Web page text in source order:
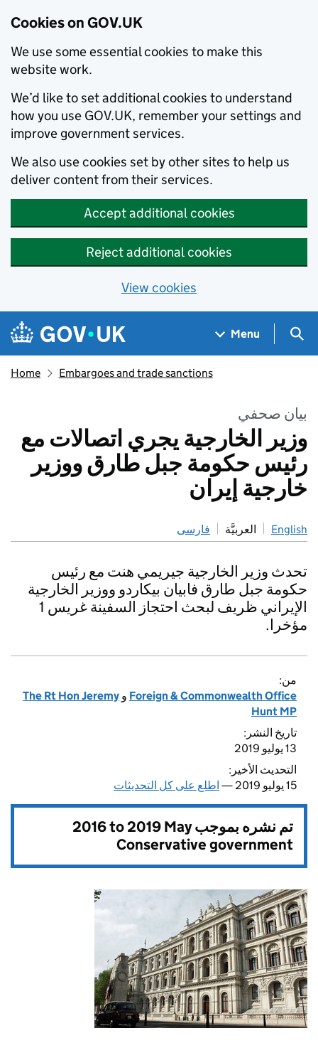
Cookies on GOV.UK
We use some essential cookies to make this
website work.
We’d like to set additional cookies to understand
how you use GOV.UK, remember your settings and
improve government services.
We also use cookies set by other sites to help us
deliver content from their services.
Accept additional cookies
Reject additional cookies
View cookies
Skip to main content
Navigation menu
Menu
Home Embargoes and trade sanctions
بيان صحفي
وزير الخارجية يجري اتصالات مع
رئيس حكومة جبل طارق ووزير
خارجية إيران
English العربيَّة فارسی
تحدث وزير الخارجية جيريمي هنت مع رئيس
حكومة جبل طارق فابيان بيكاردو ووزير الخارجية
الإيراني ظريف لبحث احتجاز السفينة غريس 1
مؤخرا.
من:
Foreign & Commonwealth Office و The Rt Hon Jeremy
Hunt MP
تاريخ النشر:
13 يوليو 2019
التحديث الأخير:
15 يوليو 2019 —
اطلع على كل التحديثات
تم نشره بموجب2016 to 2019 May
Conservative government